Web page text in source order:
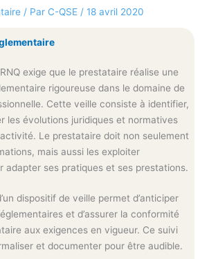
/ Par C-QSE /18 avril 2020
exige que le prestataire réalise une
rigoureuse dans le domaine de
Cette veille consiste à identifier,
les évolutions juridiques et normatives
Le prestataire doit non seulement
mais aussi les exploiter
adapter ses pratiques et ses prestations.
dispositif de veille permet d’anticiper
et d’assurer la conformité
aux exigences en vigueur. Ce suivi
et documenter pour être audible.